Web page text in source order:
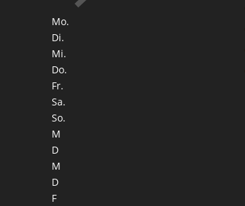
Mo.
Di.
Mi.
Do.
Fr.
Sa.
So.
M
D
M
D
F